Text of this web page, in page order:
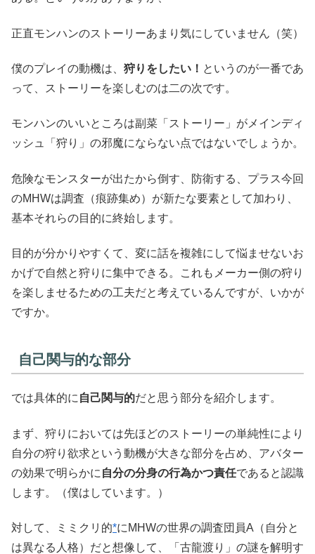
正直モンハンのストーリーあまり気にしていません（笑）
僕のプレイの動機は、 狩りをしたい！ というのが一番であ
って、ストーリーを楽しむのは二の次です。
モンハンのいいところは副菜「ストーリー」がメインディ
ッシュ「狩り」の邪魔にならない点ではないでしょうか。
危険なモンスターが出たから倒す、防衛する、プラス今回
のMHWは調査（痕跡集め）が新たな要素として加わり、
基本それらの目的に終始します。
目的が分かりやすくて、変に話を複雑にして悩ませないお
かげで自然と狩りに集中できる。これもメーカー側の狩り
を楽しませるための工夫だと考えているんですが、いかが
ですか。
自己関与的な部分
では具体的に 自己関与的だと思う部分を紹介します。
まず、狩りにおいては先ほどのストーリーの単純性により
自分の狩り欲求という動機が大きな部分を占め、アバター
の効果で明らかに 自分の分身の行為かつ責任であると認識
します。（僕はしています。）
対して、ミミクリ的*にMHWの世界の調査団員A（自分と
は異なる人格）だと想像して、「古龍渡り」の謎を解明す